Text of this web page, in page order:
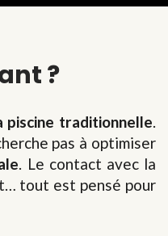
?
traditionnelle.
pas à optimiser
. Le contact avec la
tout est pensé pour